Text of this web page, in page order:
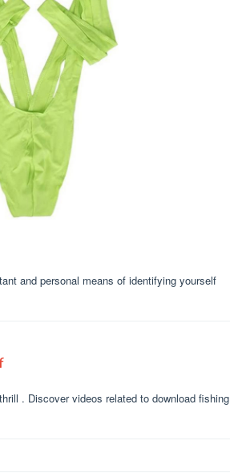
and personal means of identifying yourself
. Discover videos related to download fishing